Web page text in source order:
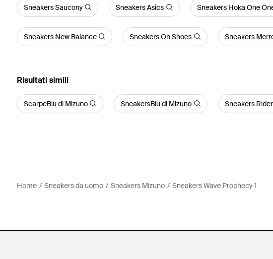
Sneakers Saucony Sneakers Asics Sneakers Hoka One
Sneakers New Balance Sneakers On Shoes Sneakers
Risultati simili
ScarpeBlu di Mizuno SneakersBlu di Mizuno Sneakers
Home Sneakers da uomo Sneakers Mizuno Sneakers Wave Prophecy 1